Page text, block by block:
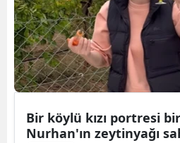
Bir köylü kızı portresi
Nurhan'ın zeytinyağı